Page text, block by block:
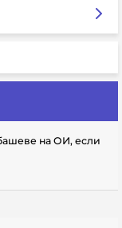
на ОИ, если